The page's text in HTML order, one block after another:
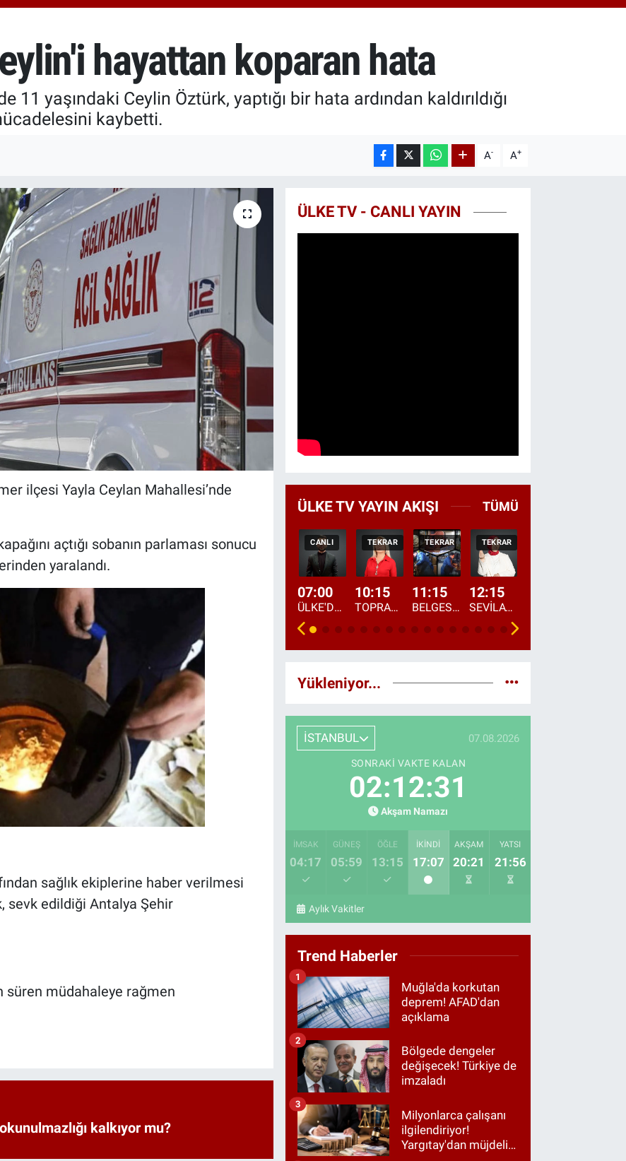
65.130,04
%1.2
hayattan koparan hata
11 yaşındaki Ceylin Öztürk, yaptığı bir hata ardından kaldırıldığı
kaybetti.
A- A+
ilçesi Yayla Ceylan Mahallesi’nde
açtığı sobanın parlaması sonucu
yaralandı.
sağlık ekiplerine haber verilmesi
sevk edildiği Antalya Şehir
süren müdahaleye rağmen
kalkıyor mu?
ÜLKE TV - CANLI YAYIN
ÜLKE TV YAYIN AKIŞI TÜMÜ
CANLI
07:00
ÜLKE'DE BU SABAH
TEKRAR
10:15
TOPRAKTAN SOFRAYA
TEKRAR
11:15
BELGESEL: "ÜLKE'NİN ALIN TERİ"
TEKRAR
12:15
SEVİLAY SUNGUR İLE ELİMİN BEREKETİ
Yükleniyor...
İSTANBUL 07.08.2026
SONRAKI VAKTE KALAN
02:12:30
Akşam Namazı
İMSAK
04:17
GÜNEŞ
05:59
ÖĞLE
13:15
İKINDI
17:07
AKŞAM
20:21
YATSI
21:56
Aylık Vakitler
Trend Haberler
Muğla'da korkutan
deprem! AFAD'dan
açıklama
1
Bölgede dengeler
değişecek! Türkiye de
imzaladı
2
Milyonlarca çalışanı
ilgilendiriyor!
Yargıtay'dan müjdeli
3